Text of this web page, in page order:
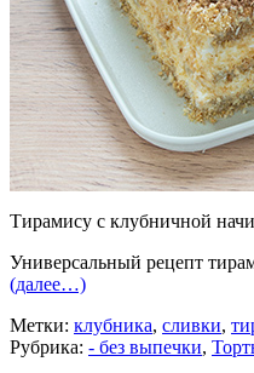
Тирамису с клубничной
Универсальный рецепт
(далее…)
Метки: клубника, сливки,
Рубрика: - без выпечки,